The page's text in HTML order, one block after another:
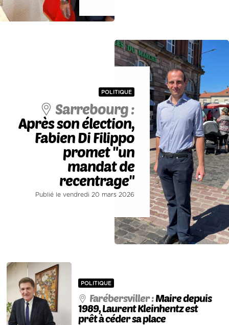
POLITIQUE
Sarrebourg :
Après son élection,
Fabien Di Filippo
promet "un
mandat de
recentrage"
Publié le vendredi 20 mars 2026
POLITIQUE
Farébersviller :Maire depuis
1989, Laurent Kleinhentz est
prêt à céder sa place